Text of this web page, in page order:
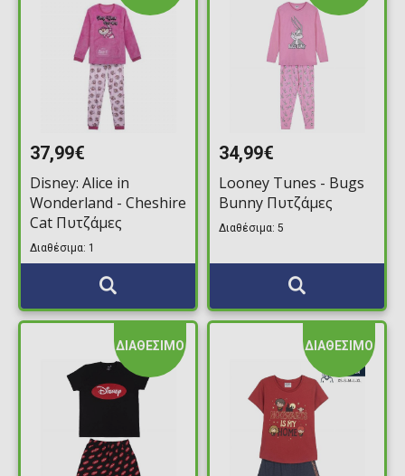
37,99€
Disney: Alice in
Wonderland - Cheshire
Cat Πυτζάμες
Διαθέσιμα: 1
34,99€
Looney Tunes - Bugs
Bunny Πυτζάμες
Διαθέσιμα: 5
ΔΙΑΘΕΣΙΜΟ ΔΙΑΘΕΣΙΜΟ